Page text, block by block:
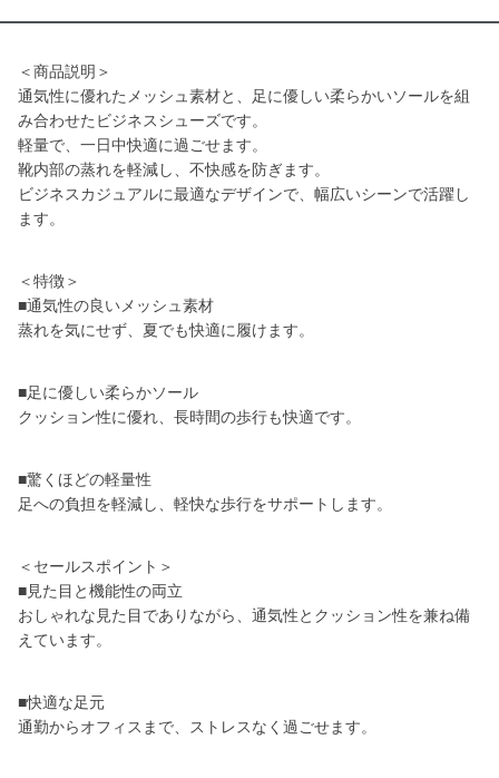
＜商品説明＞
通気性に優れたメッシュ素材と、足に優しい柔らかいソールを組
み合わせたビジネスシューズです。
軽量で、一日中快適に過ごせます。
靴内部の蒸れを軽減し、不快感を防ぎます。
ビジネスカジュアルに最適なデザインで、幅広いシーンで活躍し
ます。
＜特徴＞
■通気性の良いメッシュ素材
蒸れを気にせず、夏でも快適に履けます。
■足に優しい柔らかソール
クッション性に優れ、長時間の歩行も快適です。
■驚くほどの軽量性
足への負担を軽減し、軽快な歩行をサポートします。
＜セールスポイント＞
■見た目と機能性の両立
おしゃれな見た目でありながら、通気性とクッション性を兼ね備
えています。
■快適な足元
通勤からオフィスまで、ストレスなく過ごせます。